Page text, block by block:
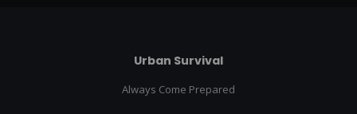
Urban Survival
Always Come Prepared